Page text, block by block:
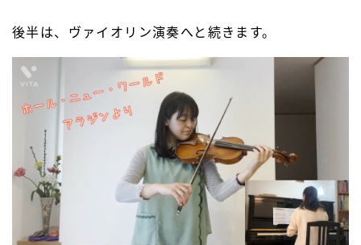
後半は、ヴァイオリン演奏へと続きます。